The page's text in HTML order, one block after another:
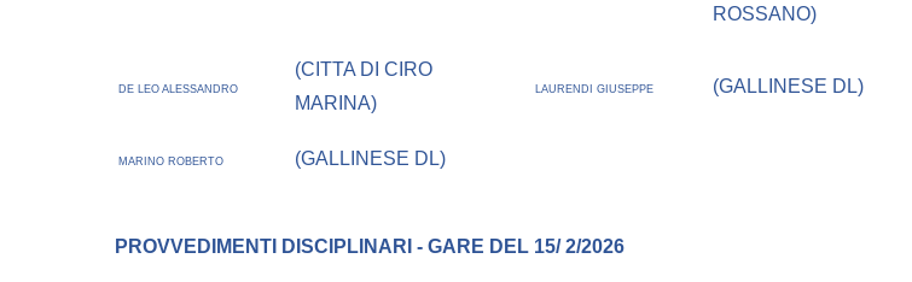
ROSSANO)
DE LEO ALESSANDRO
(CITTA DI CIRO
MARINA)
LAURENDI GIUSEPPE (GALLINESE DL)
MARINO ROBERTO (GALLINESE DL)
PROVVEDIMENTI DISCIPLINARI - GARE DEL 15/ 2/2026